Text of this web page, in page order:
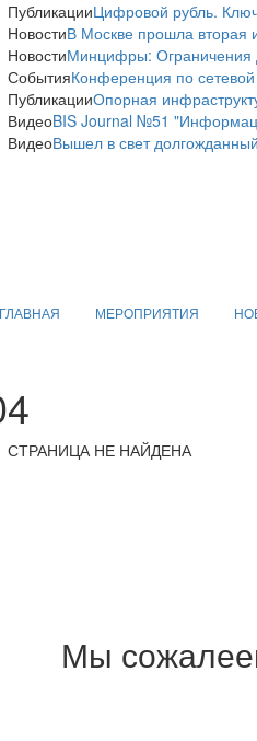
ПубликацииЦифровой рубль.
НовостиВ Москве прошла вторая
НовостиМинцифры: Ограничения
СобытияКонференция по сетевой
ПубликацииОпорная
ВидеоBIS Journal №51
ВидеоВышел в свет
ГЛАВНАЯ МЕРОПРИЯТИЯ
СТРАНИЦА НЕ НАЙДЕНА
Мы